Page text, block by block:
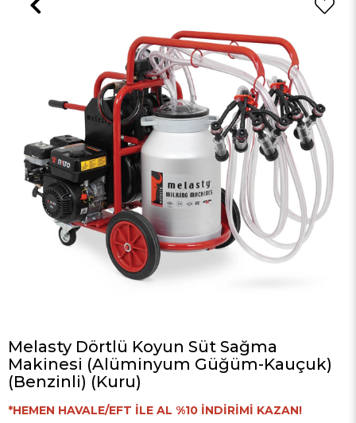
Melasty Dörtlü Koyun Süt Sağma
Makinesi (Alüminyum Güğüm-Kauçuk)
(Benzinli) (Kuru)
*HEMEN HAVALE/EFT İLE AL %10 İNDİRİMİ KAZAN!